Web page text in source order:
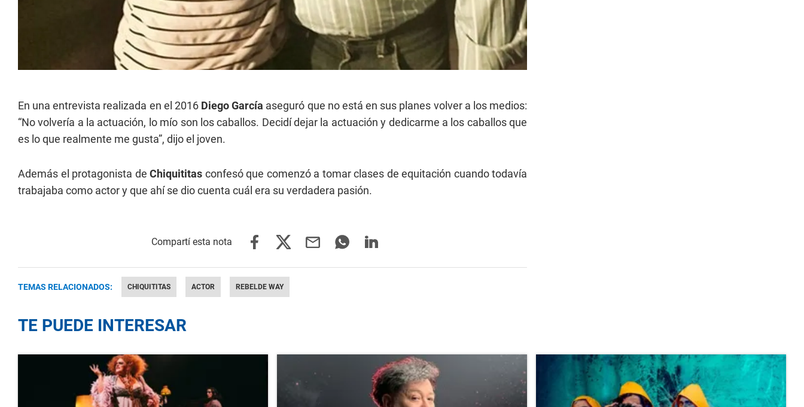
En una entrevista realizada en el 2016 Diego García aseguró que no está en sus planes volver a los medios:
“No volvería a la actuación, lo mío son los caballos. Decidí dejar la actuación y dedicarme a los caballos que
es lo que realmente me gusta”, dijo el joven.
Además el protagonista de Chiquititas confesó que comenzó a tomar clases de equitación cuando todavía
trabajaba como actor y que ahí se dio cuenta cuál era su verdadera pasión.
TEMAS RELACIONADOS: CHIQUITITAS ACTOR REBELDE WAY
TE PUEDE INTERESAR